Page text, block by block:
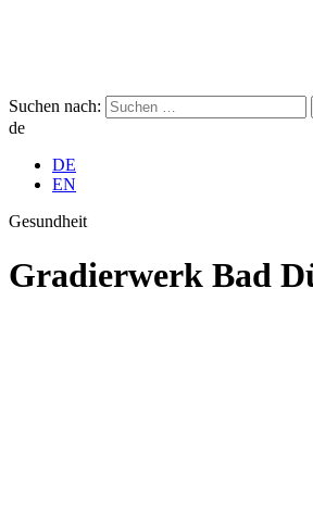
Suchen nach:
de
DE
EN
Gesundheit
Gradierwerk Bad